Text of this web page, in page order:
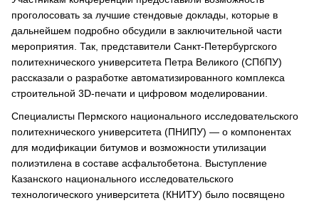
проголосовать за лучшие стендовые доклады, которые в
дальнейшем подробно обсудили в заключительной части
мероприятия. Так, представители Санкт-Петербургского
политехнического университета Петра Великого (СПбПУ)
рассказали о разработке автоматизированного комплекса
строительной 3D-печати и цифровом моделировании.
Специалисты Пермского национального исследовательского
политехнического университета (ПНИПУ) — о компонентах
для модификации битумов и возможности утилизации
полиэтилена в составе асфальтобетона. Выступление
Казанского национального исследовательского
технологического университета (КНИТУ) было посвящено